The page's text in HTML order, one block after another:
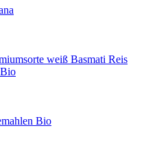
Basmati Reis
Bio
Bio